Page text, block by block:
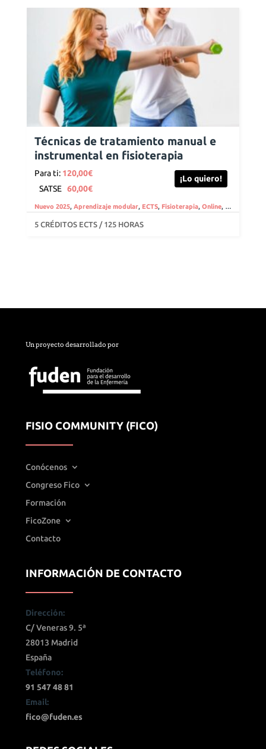
Técnicas de tratamiento manual e
instrumental en fisioterapia
Para ti: 120,00€
SATSE 60,00€
¡Lo quiero!
Nuevo 2025, Aprendizaje modular, ECTS, Fisioterapia, Online,
5 CRÉDITOS ECTS / 125 HORAS
Un proyecto desarrollado por
FISIO COMMUNITY (FICO)
Conócenos
Congreso Fico
Formación
FicoZone
Contacto
INFORMACIÓN DE CONTACTO
Dirección:
C/ Veneras 9. 5ª
28013 Madrid
España
Teléfono:
91 547 48 81
Email:
fico@fuden.es